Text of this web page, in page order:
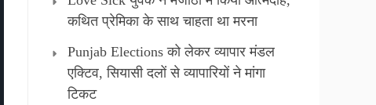
कथित प्रेमिका के साथ चाहता था मरना
Punjab Elections को लेकर व्यापार मंडल
एक्टिव, सियासी दलों से व्यापारियों ने मांगा
टिकट